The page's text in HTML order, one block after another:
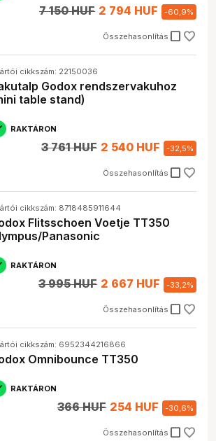
Összehasonlítás check_box_outline_blank
7 150 HUF 2 794 HUF -60,9%
cikkszám: 22150036
Godox rendszervakuhoz
table stand)
RAKTÁRON
Összehasonlítás check_box_outline_blank
3 761 HUF 2 540 HUF -32,5%
cikkszám: 8718485911644
Flitsschoen Voetje TT350
Panasonic
RAKTÁRON
Összehasonlítás check_box_outline_blank
3 995 HUF 2 667 HUF -33,2%
cikkszám: 6952344216866
Omnibounce TT350
RAKTÁRON
Összehasonlítás check_box_outline_blank
366 HUF 254 HUF -30,6%